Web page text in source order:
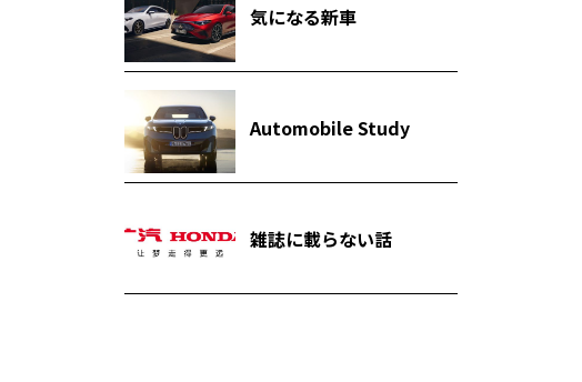
気になる新車
Automobile Study
雑誌に載らない話